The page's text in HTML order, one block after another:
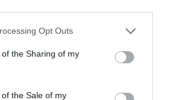
app uses one or more Google
or usage behaviour. You may click to
to Google and its third-party tags to
specified purposes in below Google
Opt Outs
the Sharing of my
the Sale of my
– Κεφαλογιάννη:
Ειδικό Χωροταξικό
τον Τουρισμό